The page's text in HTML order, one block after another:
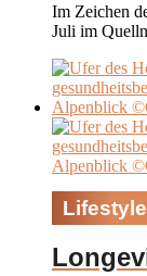
Im Zeichen
Juli im
Lifestyle